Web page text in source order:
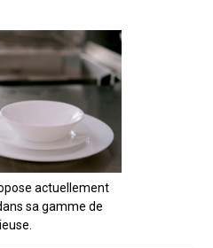
actuellement
sa gamme de